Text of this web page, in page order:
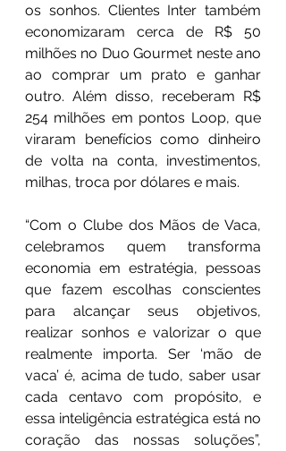
os sonhos. Clientes Inter também
economizaram cerca de R$ 50
milhões no Duo Gourmet neste ano
ao comprar um prato e ganhar
outro. Além disso, receberam R$
254 milhões em pontos Loop, que
viraram benefícios como dinheiro
de volta na conta, investimentos,
milhas, troca por dólares e mais.
“Com o Clube dos Mãos de Vaca,
celebramos quem transforma
economia em estratégia, pessoas
que fazem escolhas conscientes
para alcançar seus objetivos,
realizar sonhos e valorizar o que
realmente importa. Ser ‘mão de
vaca’ é, acima de tudo, saber usar
cada centavo com propósito, e
essa inteligência estratégica está no
coração das nossas soluções”,